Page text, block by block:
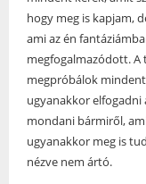
hogy meg is kapjam,
ami az én
megfogalmazódott. A
megpróbálok
ugyanakkor elfogadni
mondani bármiről,
ugyanakkor meg is
nézve nem ártó.